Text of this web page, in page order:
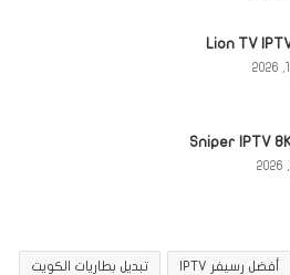
أفضل رسيفر IPTV تبديل بطاريات الكويت